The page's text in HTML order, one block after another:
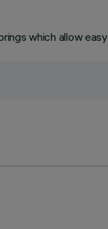
which allow